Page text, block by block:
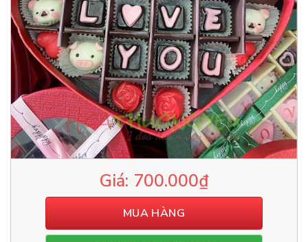
700.000₫
MUA HÀNG